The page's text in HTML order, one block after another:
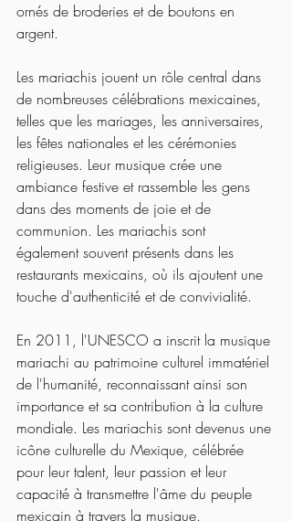
ornés de broderies et de boutons en
argent.
Les mariachis jouent un rôle central dans
de nombreuses célébrations mexicaines,
telles que les mariages, les anniversaires,
les fêtes nationales et les cérémonies
religieuses. Leur musique crée une
ambiance festive et rassemble les gens
dans des moments de joie et de
communion. Les mariachis sont
également souvent présents dans les
restaurants mexicains, où ils ajoutent une
touche d'authenticité et de convivialité.
En 2011, l'UNESCO a inscrit la musique
mariachi au patrimoine culturel immatériel
de l'humanité, reconnaissant ainsi son
importance et sa contribution à la culture
mondiale. Les mariachis sont devenus une
icône culturelle du Mexique, célébrée
pour leur talent, leur passion et leur
capacité à transmettre l'âme du peuple
mexicain à travers la musique.